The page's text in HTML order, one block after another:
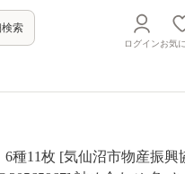
索
ログインお気
種11枚 [気仙沼市物産振興